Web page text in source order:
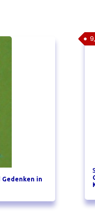
Gedenken in